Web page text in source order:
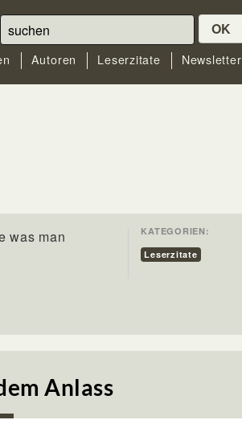
OK
Autoren Leserzitate Newsletter
was man
KATEGORIEN:
Leserzitate